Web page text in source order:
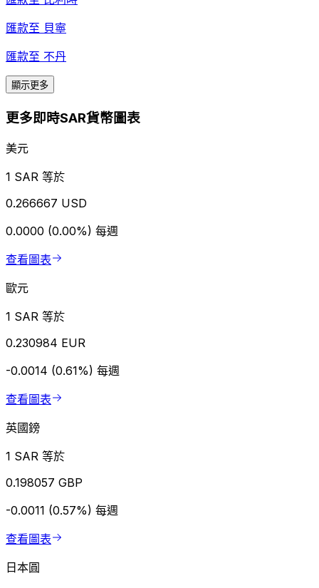
匯款至 貝寧
匯款至 不丹
顯示更多
更多即時SAR貨幣圖表
美元
1 SAR 等於
0.266667 USD
0.0000 (0.00%) 每週
查看圖表
歐元
1 SAR 等於
0.230984 EUR
-0.0014 (0.61%) 每週
查看圖表
英國鎊
1 SAR 等於
0.198057 GBP
-0.0011 (0.57%) 每週
查看圖表
日本圓